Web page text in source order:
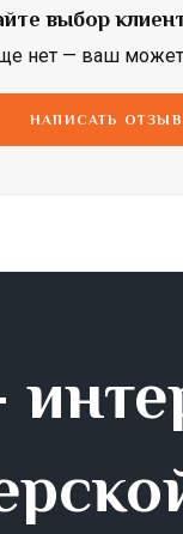
выбор
нет — ваш
НАПИСАТЬ ОТЗЫВ